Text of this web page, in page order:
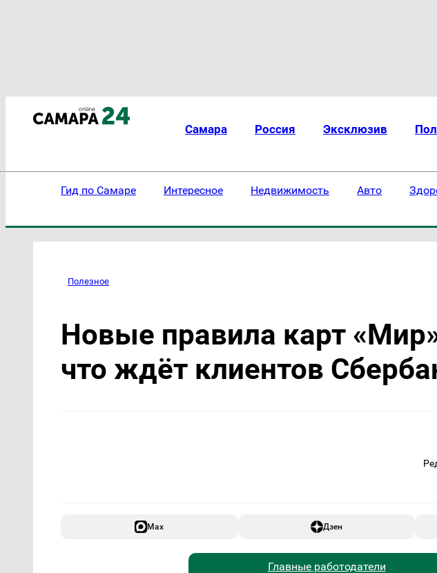
Самара Россия Эксклюзив
Гид по Самаре Интересное Недвижимость Авто
Полезное
Новые правила карт
что ждёт клиентов
Max Дзен
Главные работодатели